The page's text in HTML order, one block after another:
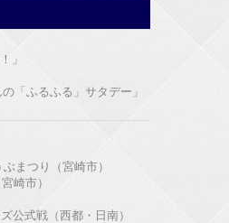
」
「ふるふる」サタデー」
まつり（宮崎市）
崎市）
公式戦（西都・日南）